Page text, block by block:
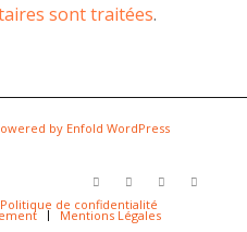
sont traitées.
by Enfold WordPress
Politique de confidentialité
Mentions Légales